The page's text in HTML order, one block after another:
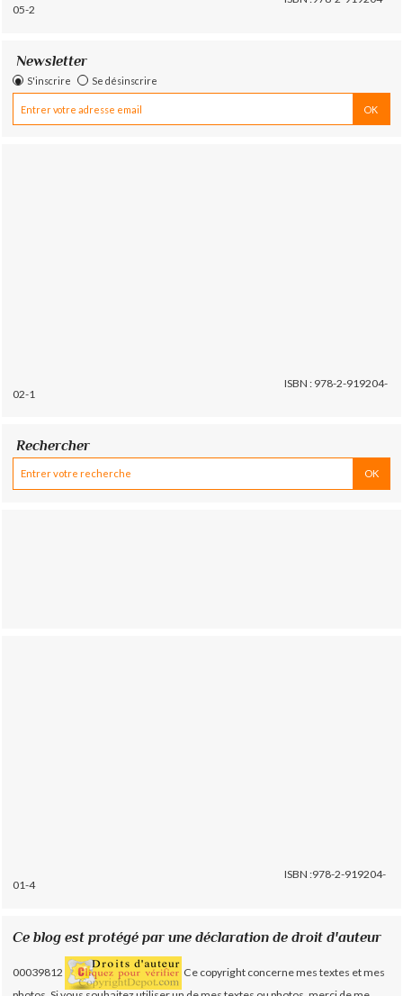
05-2
Newsletter
S'inscrire Se désinscrire
ISBN : 978-2-919204-
02-1
Rechercher
ISBN :978-2-919204-
01-4
Ce blog est protégé par une déclaration de droit d'auteur
00039812
Ce copyright concerne mes textes et mes